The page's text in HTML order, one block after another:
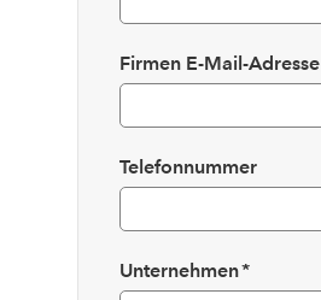
Firmen E-Mail-Adresse
Telefonnummer
Unternehmen*